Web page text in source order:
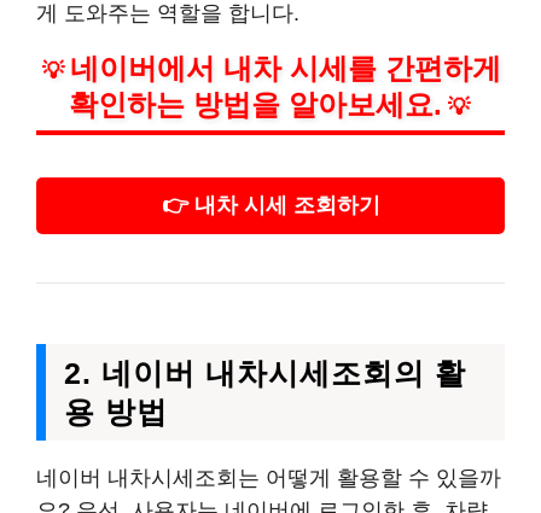
게 도와주는 역할을 합니다.
💡 네이버에서 내차 시세를 간편하게
확인하는 방법을 알아보세요. 💡
👉 내차 시세 조회하기
2. 네이버 내차시세조회의 활
용 방법
네이버 내차시세조회는 어떻게 활용할 수 있을까